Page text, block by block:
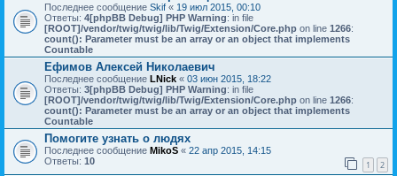
Последнее сообщение Skif « 19 июл 2015, 00:10
Ответы: 4[phpBB Debug] PHP Warning: in file
[ROOT]/vendor/twig/twig/lib/Twig/Extension/Core.php on line 1266:
count(): Parameter must be an array or an object that implements
Countable
Ефимов Алексей Николаевич
Последнее сообщение LNick « 03 июн 2015, 18:22
Ответы: 3[phpBB Debug] PHP Warning: in file
[ROOT]/vendor/twig/twig/lib/Twig/Extension/Core.php on line 1266:
count(): Parameter must be an array or an object that implements
Countable
Помогите узнать о людях
Последнее сообщение MikoS « 22 апр 2015, 14:15
Ответы: 10 1 2